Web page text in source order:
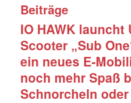
Beiträge
IO HAWK launcht
Scooter „Sub
ein neues E-
noch mehr Spaß
Schnorcheln oder